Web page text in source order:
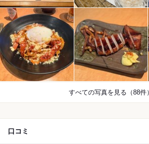
すべての写真を見る（88件）
口コミ